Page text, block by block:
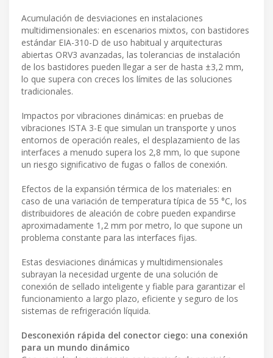
Acumulación de desviaciones en instalaciones
multidimensionales: en escenarios mixtos, con bastidores
estándar EIA-310-D de uso habitual y arquitecturas
abiertas ORV3 avanzadas, las tolerancias de instalación
de los bastidores pueden llegar a ser de hasta ±3,2 mm,
lo que supera con creces los límites de las soluciones
tradicionales.
Impactos por vibraciones dinámicas: en pruebas de
vibraciones ISTA 3-E que simulan un transporte y unos
entornos de operación reales, el desplazamiento de las
interfaces a menudo supera los 2,8 mm, lo que supone
un riesgo significativo de fugas o fallos de conexión.
Efectos de la expansión térmica de los materiales: en
caso de una variación de temperatura típica de 55 °C, los
distribuidores de aleación de cobre pueden expandirse
aproximadamente 1,2 mm por metro, lo que supone un
problema constante para las interfaces fijas.
Estas desviaciones dinámicas y multidimensionales
subrayan la necesidad urgente de una solución de
conexión de sellado inteligente y fiable para garantizar el
funcionamiento a largo plazo, eficiente y seguro de los
sistemas de refrigeración líquida.
Desconexión rápida del conector ciego: una conexión
para un mundo dinámico